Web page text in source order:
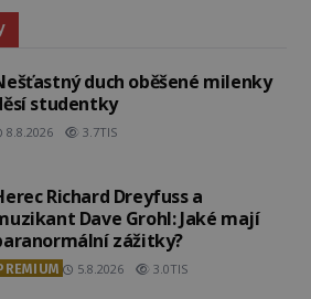
duch oběšené milenky
studentky
8.8.2026 3.7TIS
Richard Dreyfuss a
Dave Grohl: Jaké mají
zážitky?
5.8.2026 3.0TIS